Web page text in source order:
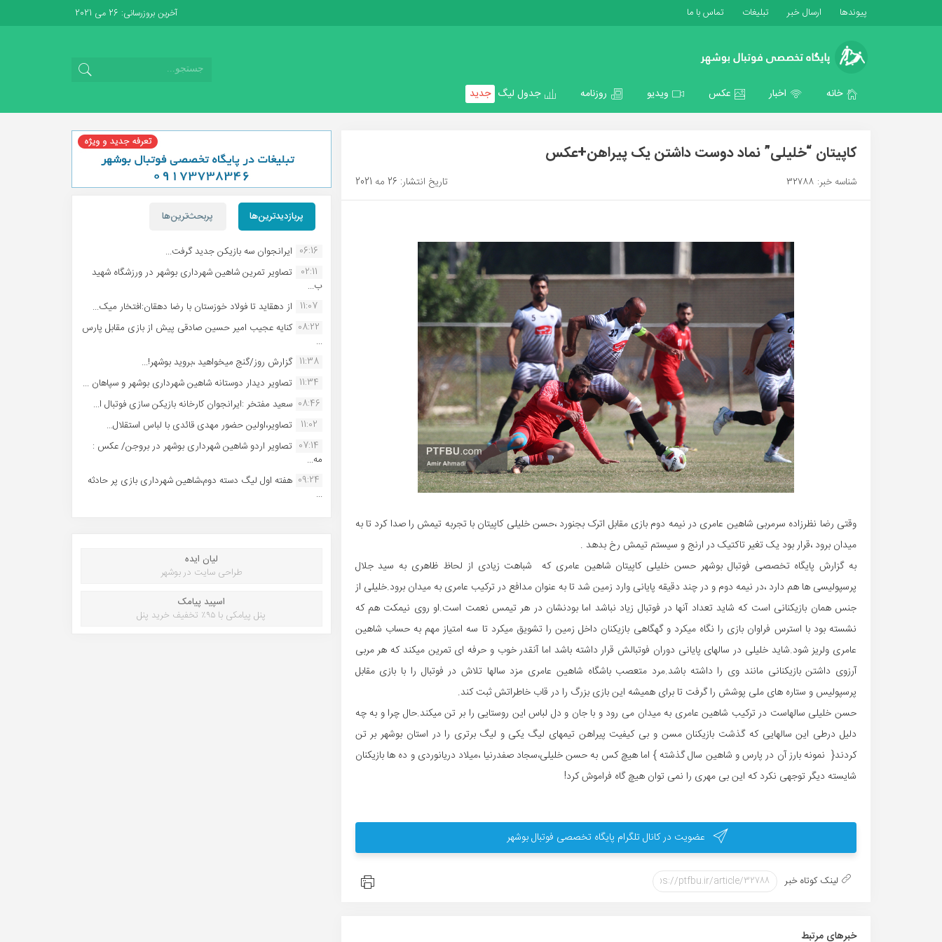
پیوندها ارسال خبر تبلیغات تماس با ما آخرین بروزرسانی: 26 می 2021
خانه اخبار عکس ویدیو روزنامه جدول لیگ جدید
کاپیتان “خلیلی” نماد دوست داشتن یک پیراهن+عکس
شناسه خبر: 32788 تاریخ انتشار: 26 مه 2021
وقتی رضا نظرزاده سرمربی شاهین عامری در نیمه دوم بازی مقابل اترک بجنورد ،حسن خلیلی کاپیتان با تجربه تیمش را صدا کرد تا به
میدان برود ،قرار بود یک تغیر تاکتیک در ارنج و سیستم تیمش رخ بدهد .
به گزارش پایگاه تخصصی فوتبال بوشهر حسن خلیلی کاپیتان شاهین عامری که شباهت زیادی از لحاظ ظاهری به سید جلال
پرسپولیسی ها هم دارد ،در نیمه دوم و در چند دقیقه پایانی وارد زمین شد تا به عنوان مدافع در ترکیب عامری به میدان برود.خلیلی از
جنس همان بازیکنانی است که شاید تعداد آنها در فوتبال زیاد نباشد اما بودنشان در هر تیمس نعمت است.او روی نیمکت هم که
نشسته بود با استرس فراوان بازی را نگاه میکرد و گهگاهی بازیکنان داخل زمین را تشویق میکرد تا سه امتیاز مهم به حساب شاهین
عامری ولریز شود.شاید خلیلی در سالهای پایانی دوران فوتبالش قرار داشته باشد اما آنقدر خوب و حرفه ای تمرین میکند که هر مربی
آرزوی داشتن بازیکنانی مانند وی را داشته باشد.مرد متعصب باشگاه شاهین عامری مزد سالها تلاش در فوتبال را با بازی مقابل
پرسپولیس و ستاره های ملی پوشش را گرفت تا برای همیشه این بازی بزرگ را در قاب خاطراتش ثبت کند.
حسن خلیلی سالهاست در ترکیب شاهین عامری به میدان می رود و با جان و دل لباس این روستایی را بر تن میکند.حال چرا و به چه
دلیل درطی این سالهایی که گذشت بازیکنان مسن و بی کیفیت پیراهن تیمهای لیگ یکی و لیگ برتری را در استان بوشهر بر تن
کردند{ نمونه بارز آن در پارس و شاهین سال گذشته } اما هیچ کس به حسن خلیلی،سجاد صفدرنیا ،میلاد دریانوردی و ده ها بازیکنان
شایسته دیگر توجهی نکرد که این بی مهری را نمی توان هیچ گاه فراموش کرد!
عضویت در کانال تلگرام پایگاه تخصصی فوتبال بوشهر
لینک کوتاه خبر
خبر‌های مرتبط
پربازدیدترین‌ها پربحث‌ترین‌ها
06:16 ایرانجوان سه بازیکن جدید گرفت...
02:11
تصاویر تمرین شاهین شهردارى بوشهر در ورزشگاه شهید
ب...
11:07 از دهقاید تا فولاد خوزستان با رضا دهقان:افتخار میک...
08:22 کنایه عجیب امیر حسین صادقی پیش از بازی مقابل پارس
...
11:38 گزارش روز/گنج میخواهید ،بروید بوشهر!...
11:34 تصاویر دیدار دوستانه شاهین شهردارى بوشهر و سپاهان ...
08:46 سعید مفتخر :ایرانجوان کارخانه بازیکن سازی فوتبال ا...
11:02
تصاویر،اولین حضور مهدی قائدی با لباس استقلال...
07:14 تصاویر اردو شاهین شهرداری بوشهر در بروجن/ عکس :
مه...
09:24 هفته اول لیگ دسته دوم،شاهین شهرداری بازی پر حادثه
...
لیان ایده
طراحی سایت در بوشهر
اسپید پیامک
پنل پیامکی با ۹۵٪ تخفیف خرید پنل